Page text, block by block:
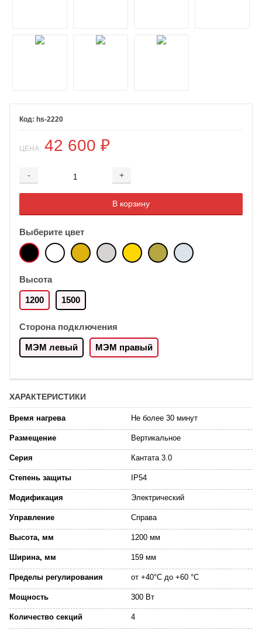
hs-2220
ЦЕНА: 42 600 ₽
- +
Добавляется...
В корзину
Добавлен
Выберите цвет
Высота
1200 1500
Сторона подключения
МЭМ левый МЭМ правый
ХАРАКТЕРИСТИКИ
Время нагрева Не более 30 минут
Размещение Вертикальное
Серия Кантата 3.0
Степень защиты IP54
Модификация Электрический
Управление Справа
Высота, мм 1200 мм
Ширина, мм 159 мм
Пределы регулирования от +40°C до +60 °C
Мощность 300 Вт
Количество секций 4